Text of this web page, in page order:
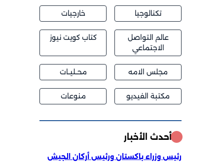
تكنالوجيا خارجيات
عالم التواصل
الاجتماعي
كتاب كويت نيوز
مجلس الامه محــليــات
مكتبة الفيديو منوعات
أحدث الأخبار
رئيس وزراء باكستان ورئيس أركان الجيش